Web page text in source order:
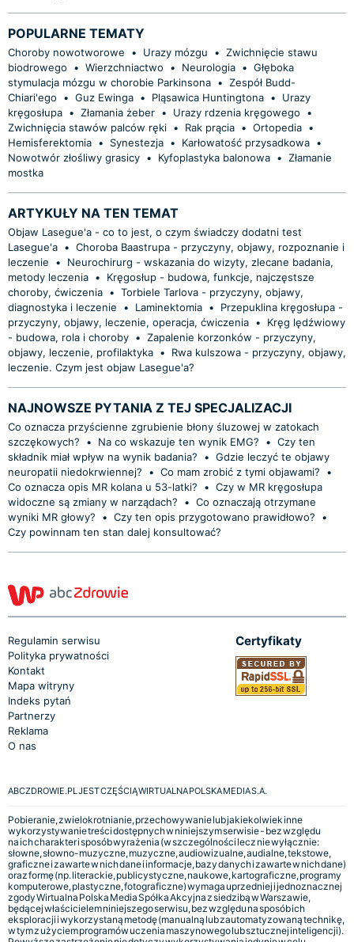
POPULARNE TEMATY
Choroby nowotworowe • Urazy mózgu • Zwichnięcie stawu
biodrowego
• Wierzchniactwo • Neurologia • Głęboka
stymulacja mózgu w chorobie Parkinsona • Zespół Budd-
Chiari'ego
• Guz Ewinga • Pląsawica Huntingtona •
Urazy
kręgosłupa • Złamania żeber • Urazy rdzenia kręgowego
•
Zwichnięcia stawów palców ręki • Rak prącia • Ortopedia •
Hemisferektomia • Synestezja • Karłowatość przysadkowa •
Nowotwór złośliwy grasicy • Kyfoplastyka balonowa • Złamanie
mostka
ARTYKUŁY NA TEN TEMAT
Objaw Lasegue'a - co to jest, o czym świadczy dodatni test
Lasegue'a • Choroba Baastrupa - przyczyny, objawy, rozpoznanie i
leczenie
•
Neurochirurg - wskazania do wizyty, zlecane badania,
metody leczenia •
Kręgosłup - budowa, funkcje, najczęstsze
choroby, ćwiczenia • Torbiele Tarlova - przyczyny, objawy,
diagnostyka i leczenie
• Laminektomia •
Przepuklina kręgosłupa -
przyczyny, objawy, leczenie, operacja, ćwiczenia •
Kręg lędźwiowy
- budowa, rola i choroby • Zapalenie korzonków - przyczyny,
objawy, leczenie, profilaktyka •
Rwa kulszowa - przyczyny, objawy,
leczenie. Czym jest objaw Lasegue'a?
NAJNOWSZE PYTANIA Z TEJ SPECJALIZACJI
Co oznacza przyścienne zgrubienie błony śluzowej w zatokach
szczękowych?
• Na co wskazuje ten wynik EMG? • Czy ten
składnik miał wpływ na wynik badania?
• Gdzie leczyć te objawy
neuropatii niedokrwiennej?
• Co mam zrobić z tymi objawami?
•
Co oznacza opis MR kolana u 53-latki?
• Czy w MR kręgosłupa
widoczne są zmiany w narządach?
• Co oznaczają otrzymane
wyniki MR głowy?
• Czy ten opis przygotowano prawidłowo?
•
Czy powinnam ten stan dalej konsultować?
Regulamin serwisu
Polityka prywatności
Kontakt
Mapa witryny
Indeks pytań
Partnerzy
Reklama
O nas
Certyfikaty
ABCZDROWIE.PL JEST CZĘŚCIĄ WIRTUALNA POLSKA MEDIA S.A.
Pobieranie, zwielokrotnianie, przechowywanie lub jakiekolwiek inne
wykorzystywanie treści dostępnych w niniejszym serwisie - bez względu
na ich charakter i sposób wyrażenia (w szczególności lecz nie wyłącznie:
słowne, słowno-muzyczne, muzyczne, audiowizualne, audialne, tekstowe,
graficzne i zawarte w nich dane i informacje, bazy danych i zawarte w nich dane)
oraz formę (np. literackie, publicystyczne, naukowe, kartograficzne, programy
komputerowe, plastyczne, fotograficzne) wymaga uprzedniej i jednoznacznej
zgody Wirtualna Polska Media Spółka Akcyjna z siedzibą w Warszawie,
będącej właścicielem niniejszego serwisu, bez względu na sposób ich
eksploracji i wykorzystaną metodę (manualną lub zautomatyzowaną technikę,
w tym z użyciem programów uczenia maszynowego lub sztucznej inteligencji).